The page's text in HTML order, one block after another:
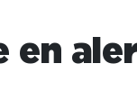
en